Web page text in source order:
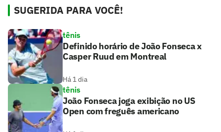
SUGERIDA PARA VOCÊ!
tênis
Definido horário de João Fonseca x
Casper Ruud em Montreal
Há 1 dia
tênis
João Fonseca joga exibição no US
Open com freguês americano